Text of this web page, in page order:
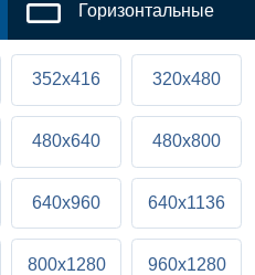
Горизонтальные
352x416 320x480
480x640 480x800
640x960 640x1136
800x1280 960x1280